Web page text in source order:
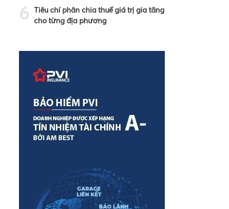
6 Tiêu chí phân chia thuế giá trị gia tăng
cho từng địa phương